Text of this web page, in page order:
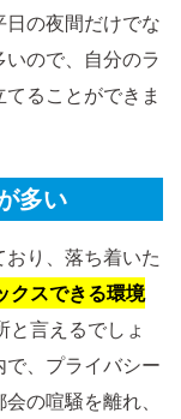
日の夜間だけでな
ので、自分のラ
ることができま
多い
り、落ち着いた
クスできる環境
と言えるでしょ
で、プライバシー
の喧騒を離れ、